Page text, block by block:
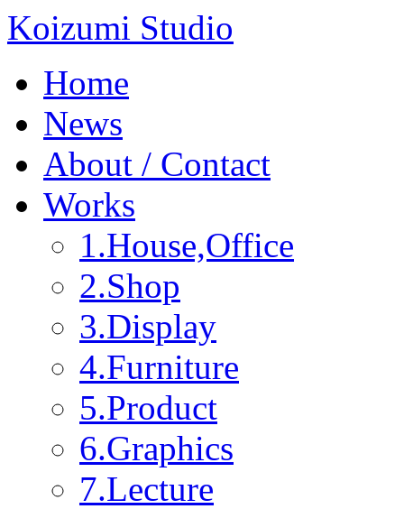
Koizumi Studio
Home
News
About / Contact
Works
1.House,Office
2.Shop
3.Display
4.Furniture
5.Product
6.Graphics
7.Lecture